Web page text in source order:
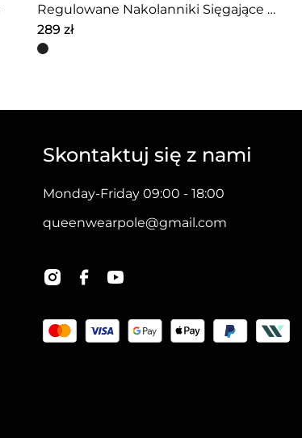
Regulowane Nakolanniki Sięgające Uda – INFINITY – Czarne
289 zł
Ten
wiele
Opcje
wybrać
na
produktu
Skontaktuj się z nami
Monday-Friday 09:00 - 18:00
queenwearpole@gmail.com